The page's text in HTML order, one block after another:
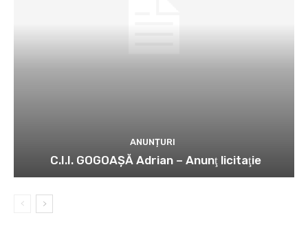
ANUNȚURI
C.I.I. GOGOAŞĂ Adrian – Anunţ licitaţie